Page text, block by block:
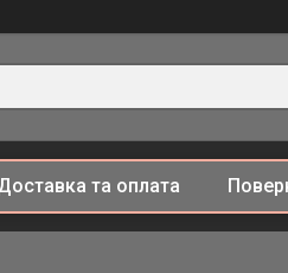
та оплата